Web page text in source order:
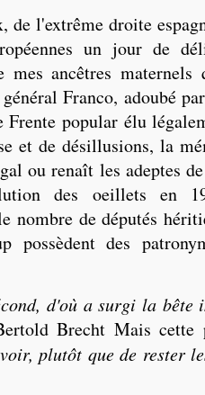
de l'extrême droite
un jour de
mes ancêtres
Franco, adoubé
popular élu
et de désillusions, la
ou renaît les adeptes
des oeillets en
nombre de députés
possèdent des
d'où a surgi la bête
Brecht Mais cette
plutôt que de rester